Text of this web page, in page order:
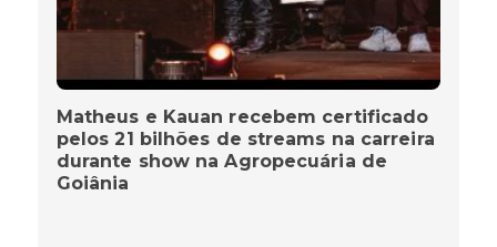
Matheus e Kauan recebem certificado
pelos 21 bilhões de streams na carreira
durante show na Agropecuária de
Goiânia